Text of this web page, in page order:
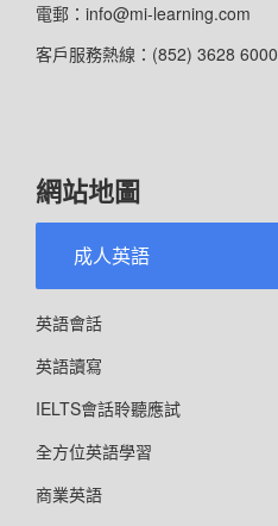
電郵：info@mi-learning.com
客戶服務熱線：(852) 3628 6000
網站地圖
成人英語
英語會話
英語讀寫
IELTS會話聆聽應試
全方位英語學習
商業英語